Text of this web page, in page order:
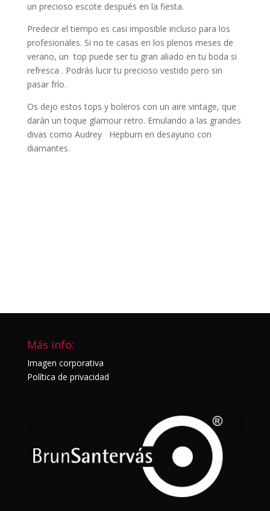
un precioso escote después en la fiesta.
Predecir el tiempo es casi imposible incluso para los
profesionales. Si no te casas en los plenos meses de
verano, un top puede ser tu gran aliado en tu boda si
refresca . Podrás lucir tu precioso vestido pero sin
pasar frío.
Os dejo estos tops y boleros con un aire vintage, que
darán un toque glamour retro. Emulando a las grandes
divas como Audrey Hepburn en desayuno con
diamantes.
Más info:
Imagen corporativa
Política de privacidad